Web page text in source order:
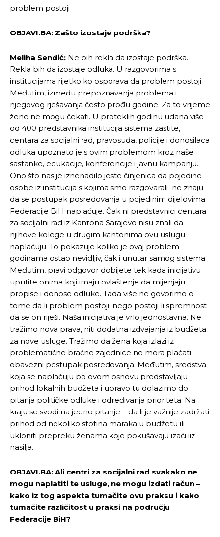
Pusti priču da živi!
Ovim putem želimo da vam se zahvalimo što ste
odlučili da pustite Vašu priču da živi, Redakcija
Objavi.ba
[wpuf_form id=”7463”]
Pusti priču da živi!
Ovim putem želimo da vam se zahvalimo što ste
odlučili da pustite Vašu priču da živi, Redakcija
Objavi.ba
[wpuf_form id=”7463”]
problem postoji
OBJAVI.BA: Zašto izostaje podrška?
Meliha Sendić: Ne bih rekla da izostaje podrška.
Rekla bih da izostaje odluka. U razgovorima s
institucijama rijetko ko osporava da problem postoji.
Međutim, između prepoznavanja problema i
njegovog rješavanja često prođu godine. Za to vrijeme
žene ne mogu čekati. U proteklih godinu udana više
od 400 predstavnika institucija sistema zaštite,
centara za socijalni rad, pravosuđa, policije i donosilaca
odluka upoznato je s ovim problemom kroz naše
sastanke, edukacije, konferencije i javnu kampanju.
Ono što nas je iznenadilo jeste činjenica da pojedine
osobe iz institucija s kojima smo razgovarali ne znaju
da se postupak posredovanja u pojedinim dijelovima
Federacije BiH naplaćuje. Čak ni predstavnici centara
za socijalni rad iz Kantona Sarajevo nisu znali da
njihove kolege u drugim kantonima ovu uslugu
naplaćuju. To pokazuje koliko je ovaj problem
godinama ostao nevidljiv, čak i unutar samog sistema.
Međutim, pravi odgovor dobijete tek kada inicijativu
uputite onima koji imaju ovlaštenje da mijenjaju
propise i donose odluke. Tada više ne govorimo o
tome da li problem postoji, nego postoji li spremnost
da se on riješi. Naša inicijativa je vrlo jednostavna. Ne
tražimo nova prava, niti dodatna izdvajanja iz budžeta
za nove usluge. Tražimo da žena koja izlazi iz
problematične bračne zajednice ne mora plaćati
obavezni postupak posredovanja. Međutim, sredstva
koja se naplaćuju po ovom osnovu predstavljaju
prihod lokalnih budžeta i upravo tu dolazimo do
pitanja političke odluke i određivanja prioriteta. Na
kraju se svodi na jedno pitanje – da li je važnije zadržati
prihod od nekoliko stotina maraka u budžetu ili
ukloniti prepreku ženama koje pokušavaju izaći iiz
nasilja.
OBJAVI.BA: Ali centri za socijalni rad svakako ne
mogu naplatiti te usluge, ne mogu izdati račun –
kako iz tog aspekta tumačite ovu praksu i kako
tumačite različitost u praksi na području
Federacije BiH?